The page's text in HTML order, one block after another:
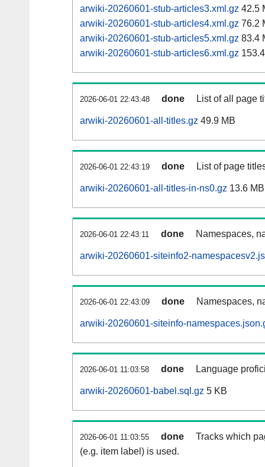
arwiki-20260601-stub-articles3.xml.gz 42.5
arwiki-20260601-stub-articles4.xml.gz 76.2
arwiki-20260601-stub-articles5.xml.gz 83.4
arwiki-20260601-stub-articles6.xml.gz
2026-06-01 22:43:48 done List of all page
arwiki-20260601-all-titles.gz 49.9 MB
2026-06-01 22:43:19 done List of page
arwiki-20260601-all-titles-in-ns0.gz 13.6 MB
2026-06-01 22:43:11 done Namespaces,
arwiki-20260601-siteinfo2-
2026-06-01 22:43:09 done Namespaces,
arwiki-20260601-siteinfo-
2026-06-01 11:03:58 done Language
arwiki-20260601-babel.sql.gz 5 KB
2026-06-01 11:03:55 done
Tracks which
(e.g. item label) is used.